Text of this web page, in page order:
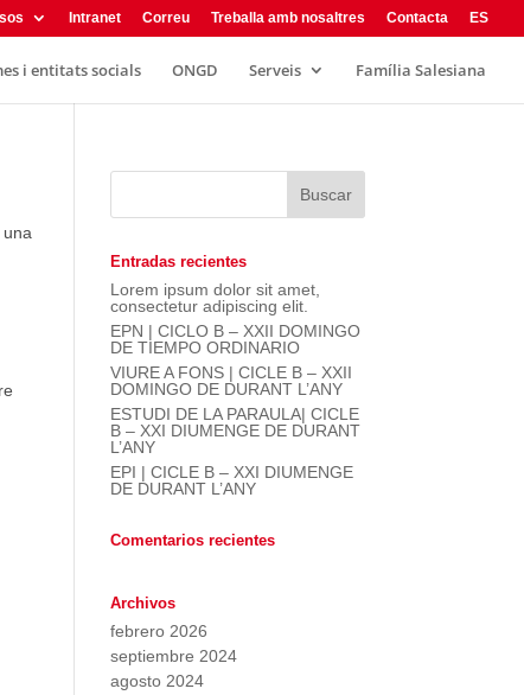
Intranet Correu Treballa amb nosaltres Contacta ES
i entitats socials ONGD Serveis Família Salesiana
Entradas recientes
Lorem ipsum dolor sit amet,
consectetur adipiscing elit.
EPN | CICLO B – XXII DOMINGO
DE TIEMPO ORDINARIO
VIURE A FONS | CICLE B – XXII
DOMINGO DE DURANT L’ANY
ESTUDI DE LA PARAULA| CICLE
B – XXI DIUMENGE DE DURANT
L’ANY
EPI | CICLE B – XXI DIUMENGE
DE DURANT L’ANY
Comentarios recientes
Archivos
febrero 2026
septiembre 2024
agosto 2024